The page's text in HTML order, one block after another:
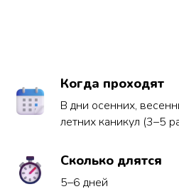
Когда проходят
В дни осенних,
летних каникул (3–5
Сколько длятся
5–6 дней